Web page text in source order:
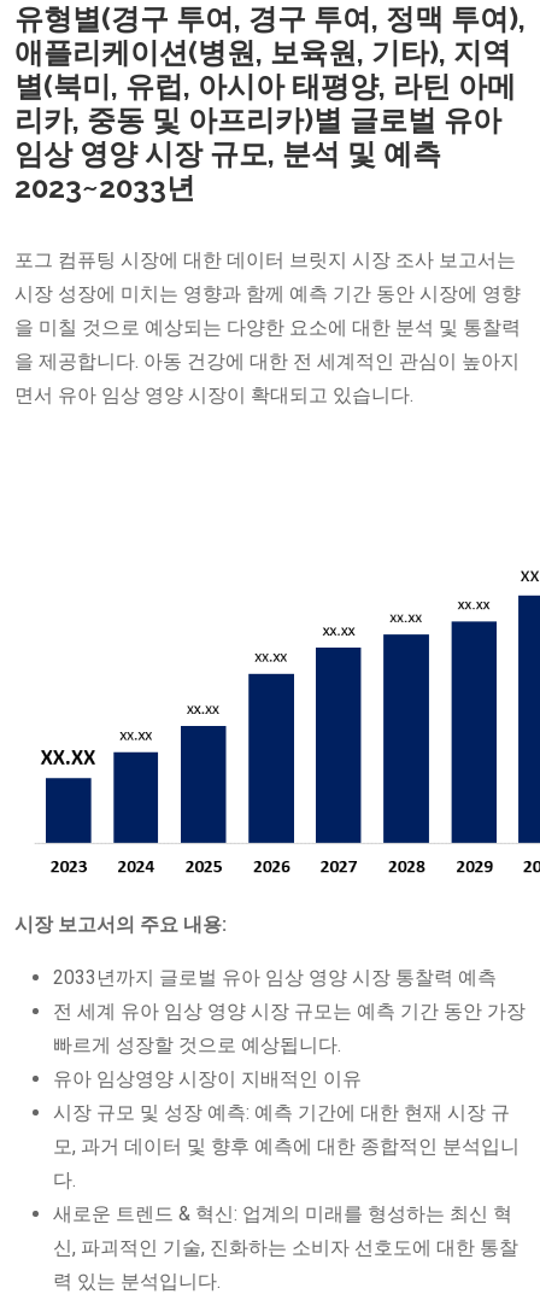
유형별(경구 투여, 경구 투여, 정맥 투여),
애플리케이션(병원, 보육원, 기타), 지역
별(북미, 유럽, 아시아 태평양, 라틴 아메
리카, 중동 및 아프리카)별 글로벌 유아
임상 영양 시장 규모, 분석 및 예측
2023~2033년
포그 컴퓨팅 시장에 대한 데이터 브릿지 시장 조사 보고서는
시장 성장에 미치는 영향과 함께 예측 기간 동안 시장에 영향
을 미칠 것으로 예상되는 다양한 요소에 대한 분석 및 통찰력
을 제공합니다. 아동 건강에 대한 전 세계적인 관심이 높아지
면서 유아 임상 영양 시장이 확대되고 있습니다.
시장 보고서의 주요 내용:
2033년까지 글로벌 유아 임상 영양 시장 통찰력 예측
전 세계 유아 임상 영양 시장 규모는 예측 기간 동안 가장
빠르게 성장할 것으로 예상됩니다.
유아 임상영양 시장이 지배적인 이유
시장 규모 및 성장 예측: 예측 기간에 대한 현재 시장 규
모, 과거 데이터 및 향후 예측에 대한 종합적인 분석입니
다.
새로운 트렌드 & 혁신: 업계의 미래를 형성하는 최신 혁
신, 파괴적인 기술, 진화하는 소비자 선호도에 대한 통찰
력 있는 분석입니다.